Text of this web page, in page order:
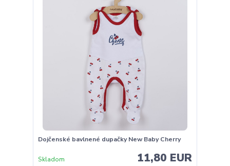
Dojčenské bavlnené dupačky New Baby Cherry
11,80 EUR
Skladom